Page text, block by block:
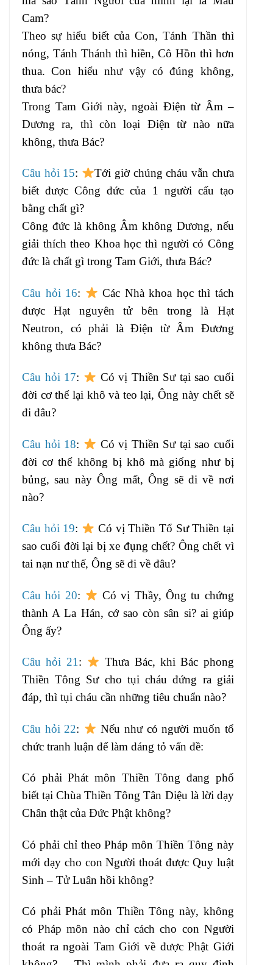
Cam?
Theo sự hiểu biết của Con, Tánh Thần thì
nóng, Tánh Thánh thì hiền, Cô Hồn thì hơn
thua. Con hiểu như vậy có đúng không,
thưa bác?
Trong Tam Giới này, ngoài Điện từ Âm –
Dương ra, thì còn loại Điện từ nào nữa
không, thưa Bác?
Câu hỏi 15:
Tới giờ chúng cháu vẫn chưa
biết được Công đức của 1 người cấu tạo
bằng chất gì?
Công đức là không Âm không Dương, nếu
giải thích theo Khoa học thì người có Công
đức là chất gì trong Tam Giới, thưa Bác?
Câu hỏi 16:
Các Nhà khoa học thì tách
được Hạt nguyên tử bên trong là Hạt
Neutron, có phải là Điện từ Âm Đương
không thưa Bác?
Câu hỏi 17:
Có vị Thiền Sư tại sao cuối
đời cơ thể lại khô và teo lại, Ông này chết sẽ
đi đâu?
Câu hỏi 18:
Có vị Thiền Sư tại sao cuối
đời cơ thể không bị khô mà giống như bị
bủng, sau này Ông mất, Ông sẽ đi về nơi
nào?
Câu hỏi 19:
Có vị Thiền Tổ Sư Thiền tại
sao cuối đời lại bị xe đụng chết? Ông chết vì
tai nạn nư thế, Ông sẽ đi về đâu?
Câu hỏi 20:
Có vị Thầy, Ông tu chứng
thành A La Hán, cớ sao còn sân si? ai giúp
Ông ấy?
Câu hỏi 21:
Thưa Bác, khi Bác phong
Thiền Tông Sư cho tụi cháu đứng ra giải
đáp, thì tụi cháu cần những tiêu chuẩn nào?
Câu hỏi 22:
Nếu như có người muốn tổ
chức tranh luận để làm dáng tỏ vấn đề:
Có phải Phát môn Thiền Tông đang phổ
biết tại Chùa Thiền Tông Tân Diệu là lời dạy
Chân thật của Đức Phật không?
Có phải chỉ theo Pháp môn Thiền Tông này
mới dạy cho con Người thoát được Quy luật
Sinh – Tử Luân hồi không?
Có phải Phát môn Thiền Tông này, không
có Pháp môn nào chỉ cách cho con Người
thoát ra ngoài Tam Giới về được Phật Giới